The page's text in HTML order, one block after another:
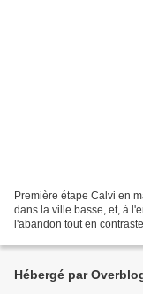
Première étape Calvi en
dans la ville basse, et, à
l'abandon tout en
Hébergé par